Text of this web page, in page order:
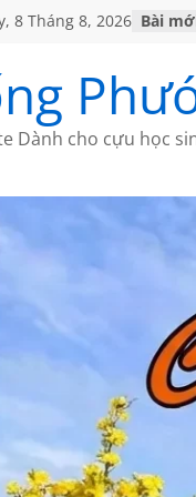
8 Tháng 8, 2026 Bài
Dành cho cựu học